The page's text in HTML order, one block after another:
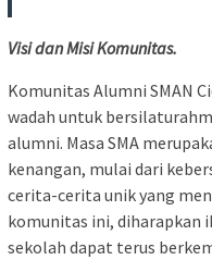
Visi dan Misi Komunitas.
Komunitas Alumni SMAN
wadah untuk
alumni. Masa SMA
kenangan, mulai dari
cerita-cerita unik yang
komunitas ini, diharapkan
sekolah dapat terus